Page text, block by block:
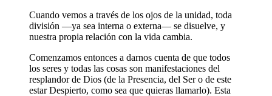
Cuando vemos a través de los ojos de la unidad, toda
división ―ya sea interna o externa― se disuelve, y
nuestra propia relación con la vida cambia.
Comenzamos entonces a darnos cuenta de que todos
los seres y todas las cosas son manifestaciones del
resplandor de Dios (de la Presencia, del Ser o de este
estar Despierto, como sea que quieras llamarlo). Esta